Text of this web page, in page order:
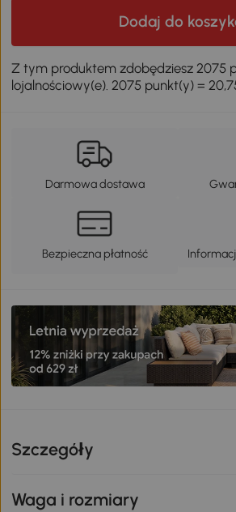
Dodaj do
Z tym produktem zdobędziesz 2075
lojalnościowy(e). 2075 punkt(y) =
Darmowa dostawa
Bezpieczna płatność
Szczegóły
Waga i rozmiary